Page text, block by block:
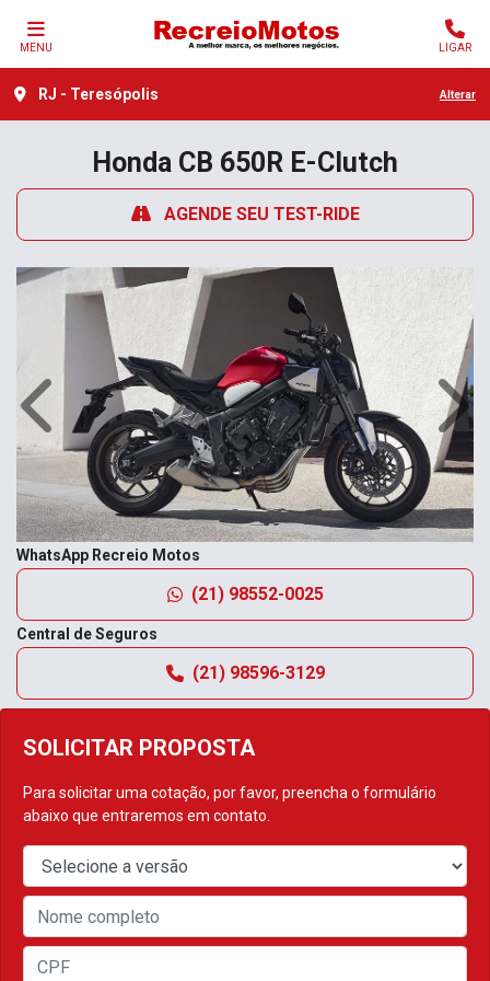
MENU LIGAR
RJ - Teresópolis Alterar
Honda CB 650R E-Clutch
AGENDE SEU TEST-RIDE
SOLICITAR PROPOSTA
Para solicitar uma cotação, por favor, preencha o formulário
abaixo que entraremos em contato.
Anterior
WhatsApp Recreio Motos
(21) 98552-0025
Central de Seguros
(21) 98596-3129